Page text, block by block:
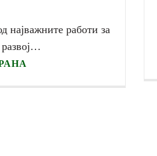
најважните работи за